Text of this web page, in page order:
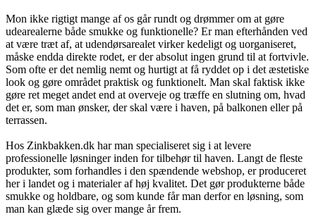
Mon ikke rigtigt mange af os går rundt og drømmer om at gøre
udearealerne både smukke og funktionelle? Er man efterhånden ved
at være træt af, at udendørsarealet virker kedeligt og uorganiseret,
måske endda direkte rodet, er der absolut ingen grund til at fortvivle.
Som ofte er det nemlig nemt og hurtigt at få ryddet op i det æstetiske
look og gøre området praktisk og funktionelt. Man skal faktisk ikke
gøre ret meget andet end at overveje og træffe en slutning om, hvad
det er, som man ønsker, der skal være i haven, på balkonen eller på
terrassen.
Hos Zinkbakken.dk har man specialiseret sig i at levere
professionelle løsninger inden for tilbehør til haven. Langt de fleste
produkter, som forhandles i den spændende webshop, er produceret
her i landet og i materialer af høj kvalitet. Det gør produkterne både
smukke og holdbare, og som kunde får man derfor en løsning, som
man kan glæde sig over mange år frem.